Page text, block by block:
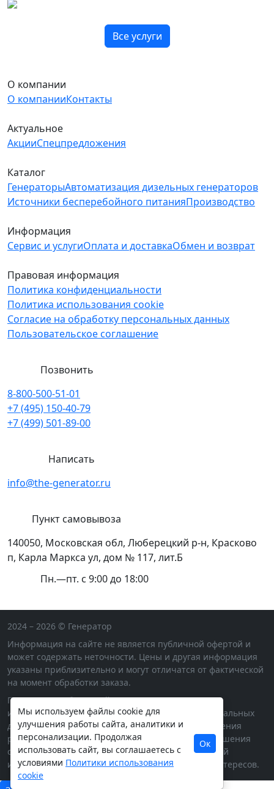
Все услуги
О компании
О компанииКонтакты
Актуальное
АкцииСпецпредложения
Каталог
ГенераторыАвтоматизация дизельных генераторов
Источники бесперебойного питанияПроизводство
Информация
Сервис и услугиОплата и доставкаОбмен и возврат
Правовая информация
Политика конфиденциальности
Политика использования cookie
Согласие на обработку персональных данных
Пользовательское соглашение
Позвонить
8-800-500-51-01
+7 (495) 150-40-79
+7 (499) 501-89-00
Написать
info@the-generator.ru
Пункт самовывоза
140050, Московская обл, Люберецкий р-н, Красково
п, Карла Маркса ул, дом № 117, лит.Б
Пн.—пт. с 9:00 до 18:00
2024 – 2026 © Генератор
Информация на сайте не является публичной офертой и
может содержать неточности. Цены и другая информация
указаны приблизительно и могут отличатся от фактической
на момент обработки заказа.
Продолжая работу с сайтом, вы даете согласие на
использование сайтом cookies и обработку персональных
данных в целях функционирования сайта, проведения
ретаргетинга, статистических исследований, улучшения
сервиса и предоставления релевантной рекламной
информации на основе ваших предпочтений и интересов.
Мы используем файлы cookie для
улучшения работы сайта, аналитики и
персонализации. Продолжая
использовать сайт, вы соглашаетесь с
условиями Политики использования
cookie
Ок